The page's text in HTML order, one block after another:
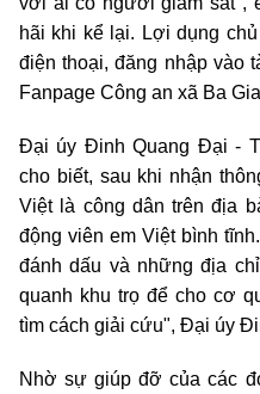
hãi khi kể lại. Lợi dụng
điện thoại, đăng nhập vào
Fanpage Công an xã Ba
Đại úy Đinh Quang Đại -
cho biết, sau khi nhận
Việt là công dân trên địa
động viên em Việt bình
đánh dấu và những địa
quanh khu trọ để cho cơ
tìm cách giải cứu", Đại úy
Nhờ sự giúp đỡ của các